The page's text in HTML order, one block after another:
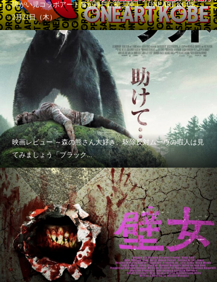
障がい児コラボアート展が神戸に初上陸！「ONEART KOBE」
2月21日（木）...
映画レビュー ～森の熊さん大好き、駆除反対ムーヴの暇人は見
てみましょう「ブラック...